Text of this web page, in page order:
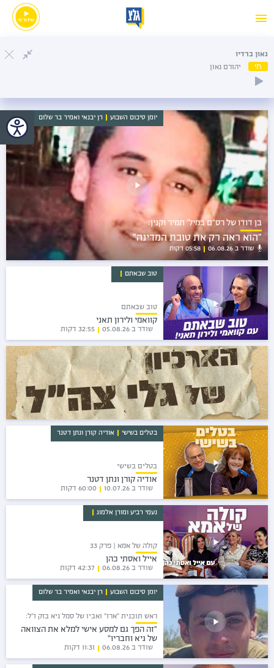
דויד פרץ
חי דויד פרץ
יומן סיכום השבוע רן יבנאי ואמיר בר שלום
בן דודו של רס"ם במיל' תמיר וקנין:
"הוא ראה רק את טובת המדינה"
שודר ב 06.08.26 05:58 דקות
טוב שבאתם
טוב שבאתם
קוואמי ולירון תאני
שודר ב 05.08.26 32:55 דקות
בטלים בשישי אודיה קורן ונתן דטנר
בטלים בשישי
אודיה קורן ונתן דטנר
שודר ב 10.07.26 60:00 דקות
נעמי רביע ומורן אלמוג
קולה של אמא | פרק 33
אייל ואסתי כהן
שודר ב 06.08.26 42:37 דקות
יומן סיכום השבוע רן יבנאי ואמיר בר שלום
ראש תוכנית "ארז" ואביו של סמל גיא בזק ז"ל:
"זה הפך גם למסע אישי למלא את הצוואה
של גיא וחבריו"
שודר ב 06.08.26 11:31 דקות